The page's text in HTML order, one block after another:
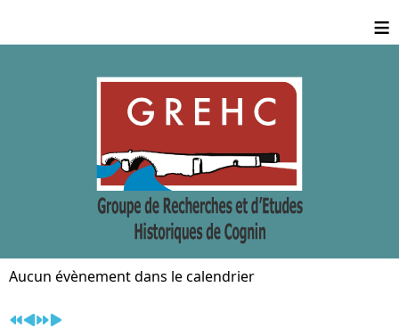
≡
Aucun évènement dans le calendrier